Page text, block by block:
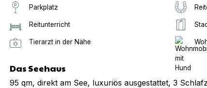
Parkplatz
Reitunterricht
Tierarzt in der Nähe
Das Seehaus
95 qm, direkt am See, luxuriös ausgestattet, 3